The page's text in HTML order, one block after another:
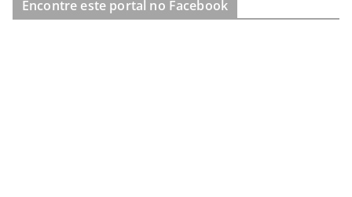
Encontre este portal no Facebook